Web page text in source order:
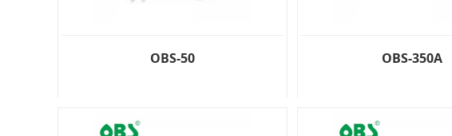
OBS-50 OBS-350A